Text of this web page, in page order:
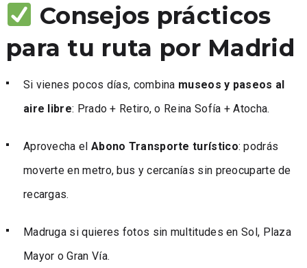
Consejos prácticos
para tu ruta por Madrid
Si vienes pocos días, combina museos y paseos al
aire libre: Prado + Retiro, o Reina Sofía + Atocha.
Aprovecha el Abono Transporte turístico: podrás
moverte en metro, bus y cercanías sin preocuparte de
recargas.
Madruga si quieres fotos sin multitudes en Sol, Plaza
Mayor o Gran Vía.